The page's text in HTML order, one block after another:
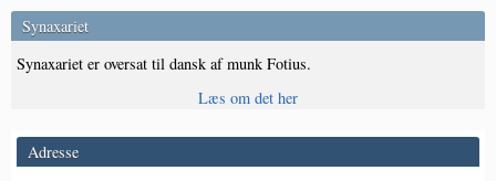
Synaxariet
Synaxariet er oversat til dansk af munk Fotius.
Læs om det her
Adresse